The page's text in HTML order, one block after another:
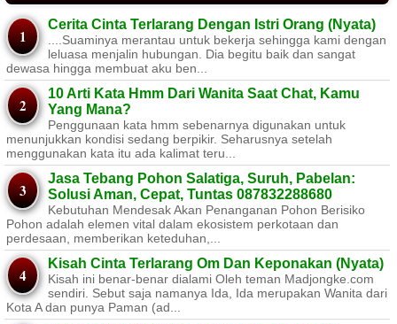
Cerita Cinta Terlarang Dengan Istri Orang (Nyata)
....Suaminya merantau untuk bekerja sehingga kami dengan
leluasa menjalin hubungan. Dia begitu baik dan sangat
dewasa hingga membuat aku ben...
10 Arti Kata Hmm Dari Wanita Saat Chat, Kamu
Yang Mana?
Penggunaan kata hmm sebenarnya digunakan untuk
menunjukkan kondisi sedang berpikir. Seharusnya setelah
menggunakan kata itu ada kalimat teru...
Jasa Tebang Pohon Salatiga, Suruh, Pabelan:
Solusi Aman, Cepat, Tuntas 087832288680
Kebutuhan Mendesak Akan Penanganan Pohon Berisiko ​
Pohon adalah elemen vital dalam ekosistem perkotaan dan
perdesaan, memberikan keteduhan,...
Kisah Cinta Terlarang Om Dan Keponakan (Nyata)
Kisah ini benar-benar dialami Oleh teman Madjongke.com
sendiri. Sebut saja namanya Ida, Ida merupakan Wanita dari
Kota A dan punya Paman (ad...